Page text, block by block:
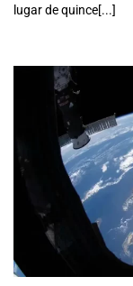
lugar de quince[...]